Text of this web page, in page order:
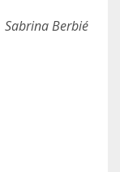
Sabrina Berbié